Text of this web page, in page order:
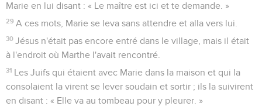
Marie en lui disant : « Le maître est ici et te demande. »
29 A ces mots, Marie se leva sans attendre et alla vers lui.
30 Jésus n'était pas encore entré dans le village, mais il était
à l'endroit où Marthe l'avait rencontré.
31 Les Juifs qui étaient avec Marie dans la maison et qui la
consolaient la virent se lever soudain et sortir ; ils la suivirent
en disant : « Elle va au tombeau pour y pleurer. »